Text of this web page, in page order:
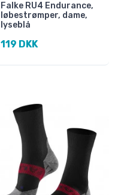
Falke RU4 Endurance,
løbestrømper, dame,
lyseblå
119 DKK